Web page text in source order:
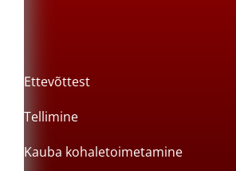
Ettevõttest
Tellimine
Kauba kohaletoimetamine